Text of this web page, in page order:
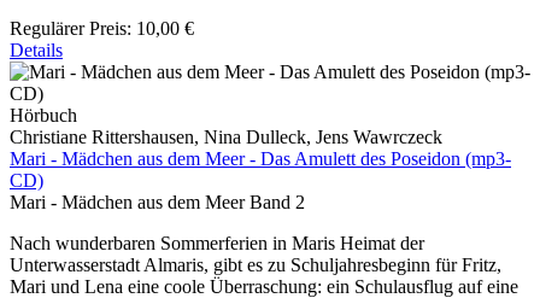
Regulärer Preis: 10,00 €
Details
Hörbuch
Christiane Rittershausen, Nina Dulleck, Jens Wawrczeck
Mari - Mädchen aus dem Meer - Das Amulett des Poseidon (mp3-
CD)
Mari - Mädchen aus dem Meer Band 2
Nach wunderbaren Sommerferien in Maris Heimat der
Unterwasserstadt Almaris, gibt es zu Schuljahresbeginn für Fritz,
Mari und Lena eine coole Überraschung: ein Schulausflug auf eine